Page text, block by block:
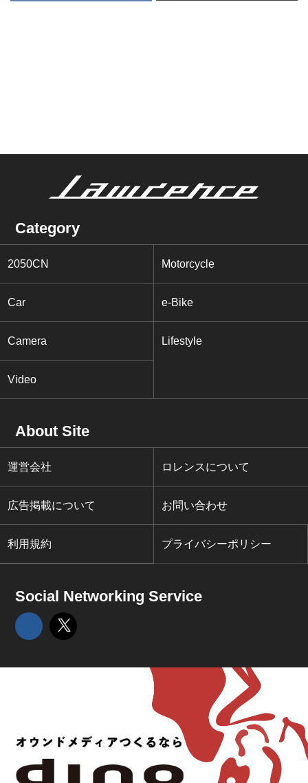
Category
2050CN Motorcycle
Car e-Bike
Camera Lifestyle
Video
About Site
運営会社 ロレンスについて
広告掲載について お問い合わせ
利用規約 プライバシーポリシー
Social Networking Service